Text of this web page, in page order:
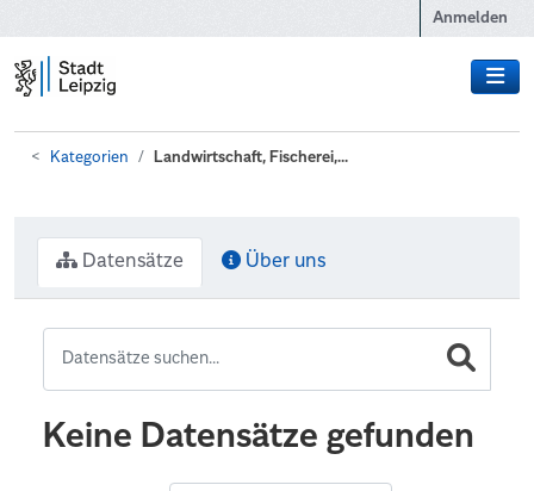
Anmelden
Kategorien Landwirtschaft, Fischerei,...
Datensätze Über uns
Keine Datensätze gefunden